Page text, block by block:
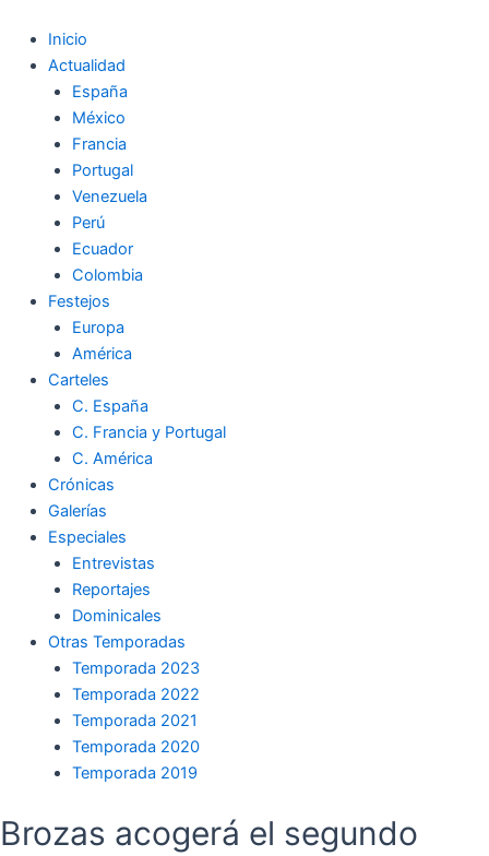
Inicio
Actualidad
España
México
Francia
Portugal
Venezuela
Perú
Ecuador
Colombia
Festejos
Europa
América
Carteles
C. España
C. Francia y Portugal
C. América
Crónicas
Galerías
Especiales
Entrevistas
Reportajes
Dominicales
Otras Temporadas
Temporada 2023
Temporada 2022
Temporada 2021
Temporada 2020
Temporada 2019
Brozas acogerá el segundo